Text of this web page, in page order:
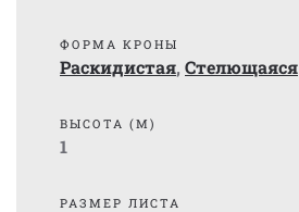
ФОРМА КРОНЫ
Раскидистая, Стелющаяся
ВЫСОТА (М)
1
РАЗМЕР ЛИСТА